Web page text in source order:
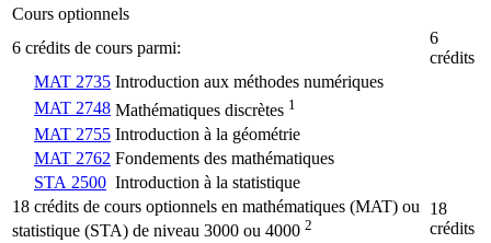
Cours optionnels
6 crédits de cours parmi:
6
crédits
MAT 2735 Introduction aux méthodes numériques
MAT 2748 Mathématiques discrètes 1
MAT 2755 Introduction à la géométrie
MAT 2762 Fondements des mathématiques
STA 2500 Introduction à la statistique
18 crédits de cours optionnels en mathématiques (MAT) ou
statistique (STA) de niveau 3000 ou 4000 2
18
crédits